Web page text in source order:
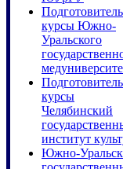
курсы Южно-
Уральского
курсы
Челябинский
институт
Южно-